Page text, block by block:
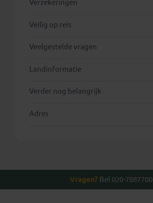
Verzekeringen
Veilig op reis
Veelgestelde vragen
Landinformatie
Verder nog belangrijk
Adres
Vragen? Bel 020-7887700